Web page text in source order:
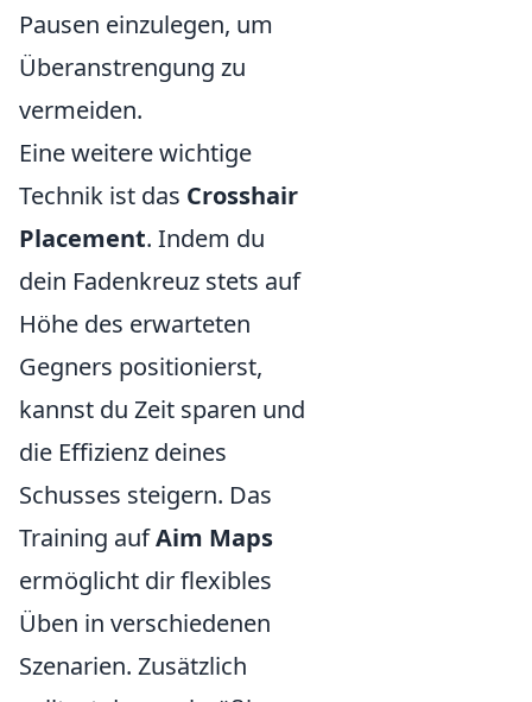
Pausen einzulegen, um
Überanstrengung zu
vermeiden.
Eine weitere wichtige
Technik ist das Crosshair
Placement. Indem du
dein Fadenkreuz stets auf
Höhe des erwarteten
Gegners positionierst,
kannst du Zeit sparen und
die Effizienz deines
Schusses steigern. Das
Training aufAim Maps
ermöglicht dir flexibles
Üben in verschiedenen
Szenarien. Zusätzlich